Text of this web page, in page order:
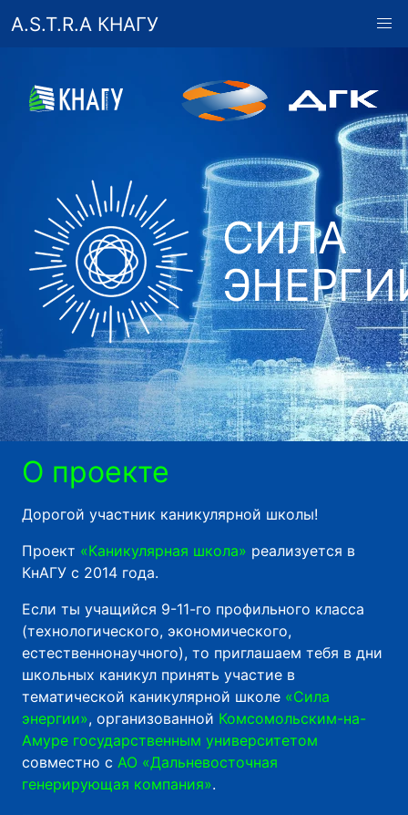
A.S.T.R.A КНАГУ
СИЛА
О проекте
Дорогой участник каникулярной школы!
Проект «Каникулярная школа» реализуется в
КнАГУ с 2014 года.
Если ты учащийся 9-11-го профильного класса
(технологического, экономического,
естественнонаучного), то приглашаем тебя в дни
школьных каникул принять участие в
тематической каникулярной школе «Сила
энергии», организованной Комсомольским-на-
Амуре государственным университетом
совместно с АО «Дальневосточная
генерирующая компания».